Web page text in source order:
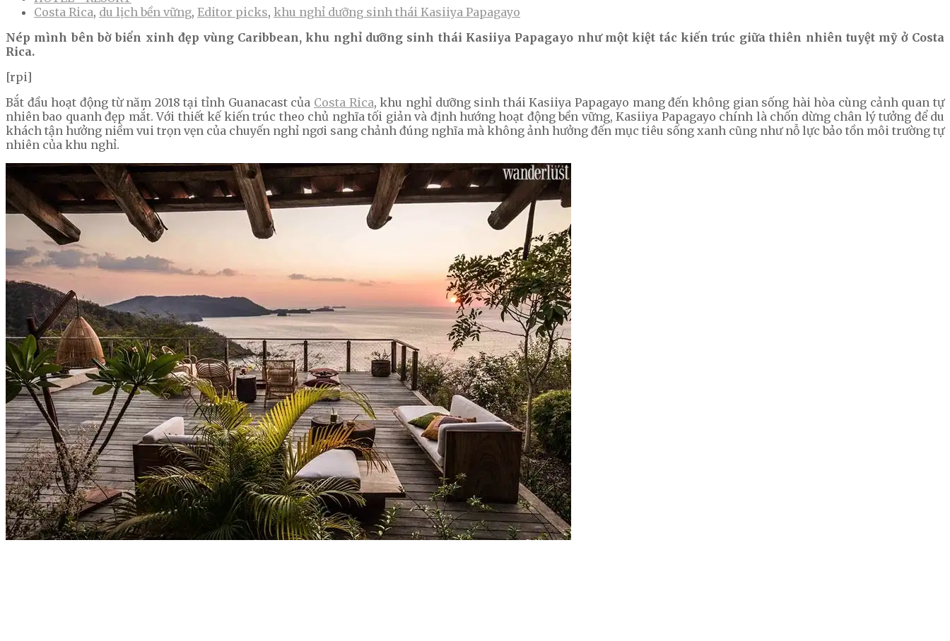
Costa Rica, du lịch bền vững, Editor picks, khu nghỉ dưỡng sinh thái Kasiiya Papagayo
Nép mình bên bờ biển xinh đẹp vùng Caribbean, khu nghỉ dưỡng sinh thái Kasiiya Papagayo như một kiệt tác kiến trúc giữa thiên nhiên tuyệt mỹ ở Costa
Rica.
[rpi]
Bắt đầu hoạt động từ năm 2018 tại tỉnh Guanacast của Costa Rica, khu nghỉ dưỡng sinh thái Kasiiya Papagayo mang đến không gian sống hài hòa cùng cảnh quan tự
nhiên bao quanh đẹp mắt. Với thiết kế kiến trúc theo chủ nghĩa tối giản và định hướng hoạt động bền vững, Kasiiya Papagayo chính là chốn dừng chân lý tưởng để du
khách tận hưởng niềm vui trọn vẹn của chuyến nghỉ ngơi sang chảnh đúng nghĩa mà không ảnh hưởng đến mục tiêu sống xanh cũng như nỗ lực bảo tồn môi trường tự
nhiên của khu nghỉ.